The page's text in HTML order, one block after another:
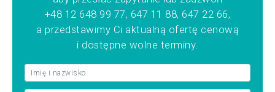
+48 12 648 99 77, 647 11 88, 647 22 66,
a przedstawimy Ci aktualną ofertę cenową
i dostępne wolne terminy.